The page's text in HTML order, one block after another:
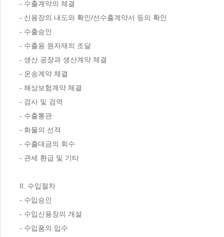
- 수출계약의 체결
- 신용장의 내도와 확인/선수출계약서 등의 확인
- 수출승인
- 수출용 원자재의 조달
- 생산 공장과 생산계약 체결
- 운송계약 체결
- 해상보험계약 체결
- 검사 및 검역
- 수출통관
- 화물의 선적
- 수출대금의 회수
- 관세 환급 및 기타
II. 수입절차
- 수입승인
- 수입신용장의 개설
- 수입품의 입수